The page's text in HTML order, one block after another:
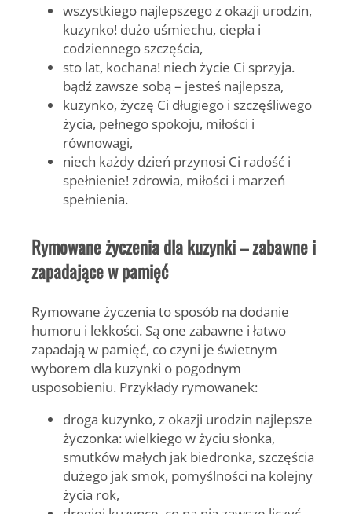
wszystkiego najlepszego z okazji urodzin,
kuzynko! dużo uśmiechu, ciepła i
codziennego szczęścia,
sto lat, kochana! niech życie Ci sprzyja.
bądź zawsze sobą – jesteś najlepsza,
kuzynko, życzę Ci długiego i szczęśliwego
życia, pełnego spokoju, miłości i
równowagi,
niech każdy dzień przynosi Ci radość i
spełnienie! zdrowia, miłości i marzeń
spełnienia.
Rymowane życzenia dla kuzynki – zabawne i
zapadające w pamięć
Rymowane życzenia to sposób na dodanie
humoru i lekkości. Są one zabawne i łatwo
zapadają w pamięć, co czyni je świetnym
wyborem dla kuzynki o pogodnym
usposobieniu. Przykłady rymowanek:
droga kuzynko, z okazji urodzin najlepsze
życzonka: wielkiego w życiu słonka,
smutków małych jak biedronka, szczęścia
dużego jak smok, pomyślności na kolejny
życia rok,